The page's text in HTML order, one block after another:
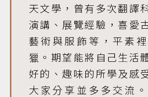
天文學，曾有多次翻譯
演講、展覽經驗，喜愛
藝術與服飾等，平素
獵。期望能將自己生活
好的、趣味的所學及感
大家分享並多多交流